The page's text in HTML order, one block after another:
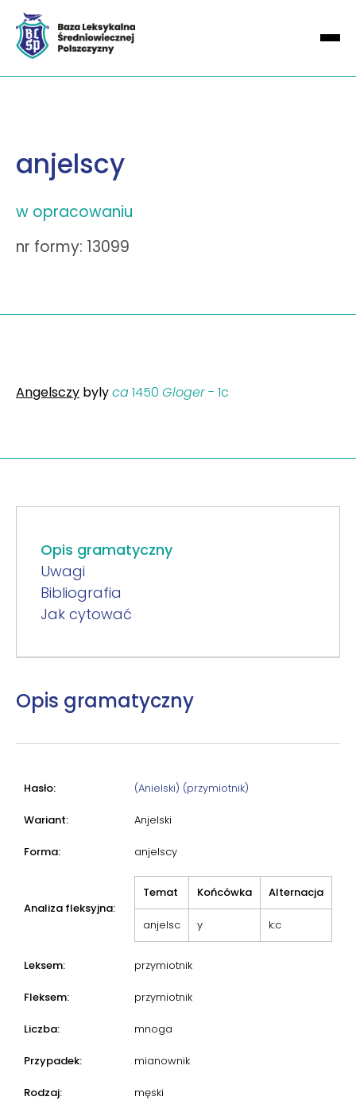
anjelscy
w opracowaniu
nr formy: 13099
Angelsczy bylyca1450 Gloger- 1c
Opis gramatyczny
Uwagi
Bibliografia
Jak cytować
Opis gramatyczny
Hasło: (Anielski) (przymiotnik)
Wariant: Anjelski
Forma: anjelscy
Analiza fleksyjna:
Temat Końcówka Alternacja
anjelsc y k:c
Leksem: przymiotnik
Fleksem: przymiotnik
Liczba: mnoga
Przypadek: mianownik
Rodzaj: męski